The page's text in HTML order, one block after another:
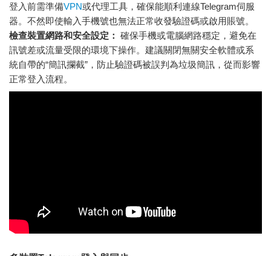
登入前需準備VPN或代理工具，確保能順利連線Telegram伺服
器。不然即使輸入手機號也無法正常收發驗證碼或啟用賬號。
檢查裝置網路和安全設定： 確保手機或電腦網路穩定，避免在
訊號差或流量受限的環境下操作。建議關閉無關安全軟體或系
統自帶的“簡訊攔截”，防止驗證碼被誤判為垃圾簡訊，從而影響
正常登入流程。